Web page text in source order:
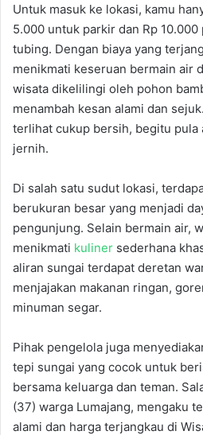
Untuk masuk ke lokasi, kamu
5.000 untuk parkir dan Rp
tubing. Dengan biaya yang
menikmati keseruan bermain air
wisata dikelilingi oleh pohon
menambah kesan alami dan
terlihat cukup bersih, begitu pula
jernih.
Di salah satu sudut lokasi,
berukuran besar yang menjadi
pengunjung. Selain bermain air,
menikmati kuliner sederhana
aliran sungai terdapat deretan
menjajakan makanan ringan,
minuman segar.
Pihak pengelola juga
tepi sungai yang cocok untuk
bersama keluarga dan teman.
(37) warga Lumajang, mengaku
alami dan harga terjangkau di